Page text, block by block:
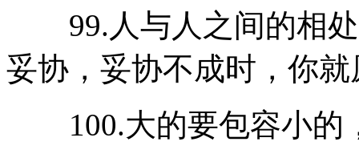
99.人与人之间的相处
妥协，妥协不成时，你
100.大的要包容小的